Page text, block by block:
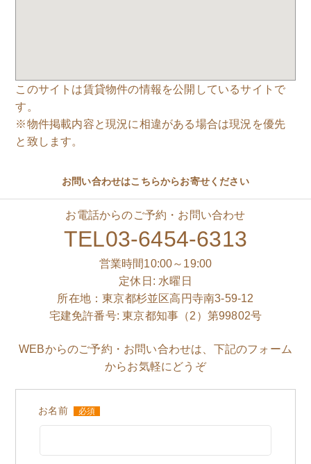
このサイトは賃貸物件の情報を公開しているサイトで
す。
※物件掲載内容と現況に相違がある場合は現況を優先
と致します。
お問い合わせはこちらからお寄せください
お電話からのご予約・お問い合わせ
TEL03-6454-6313
営業時間10:00～19:00
定休日: 水曜日
所在地：東京都杉並区高円寺南3-59-12
宅建免許番号: 東京都知事（2）第99802号
WEBからのご予約・お問い合わせは、下記のフォーム
からお気軽にどうぞ
お名前 必須